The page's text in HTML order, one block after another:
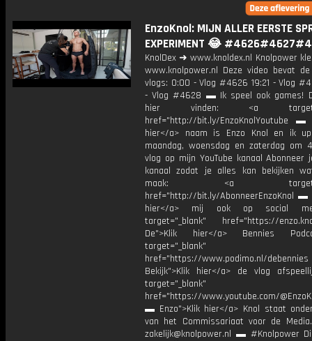
EnzoKnol: MIJN ALLER EERSTE
EXPERIMENT 😂
KnolDex ➜ www.knoldex.nl Knolpower
www.knolpower.nl Deze video bevat
vlogs: 0:00 - Vlog #4626 19:21 - Vlog
- Vlog #4628 ▬ Ik speel ook games!
hier vinden: <a
href="http://bit.ly/EnzoKnolYoutube ▬
hier</a> naam is Enzo Knol en ik
maandag, woensdag en zaterdag om
vlog op mijn YouTube kanaal Abonneer
kanaal zodat je alles kan bekijken
maak: <a
href="http://bit.ly/AbonneerEnzoKnol ▬
hier</a> mij ook op social
target="_blank" href="https://
De">Klik hier</a> Bennies
target="_blank"
href="https://www.podimo.nl/debennies
Bekijk">Klik hier</a> de vlog
target="_blank"
href="https://www.youtube.com/
▬ Enzo">Klik hier</a> Knol staat
van het Commissariaat voor de
zakelijk@knolpower.nl ▬ #Knolpower